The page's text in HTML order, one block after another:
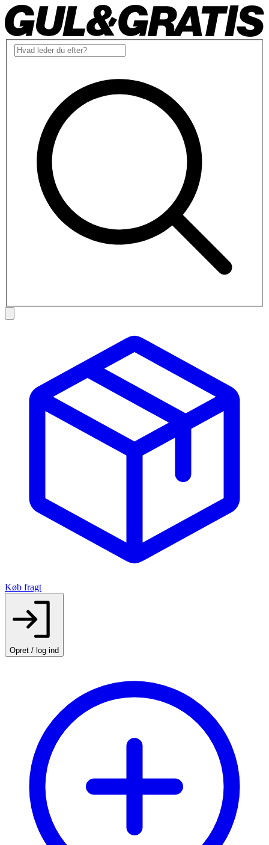
Køb fragt
Opret / log ind